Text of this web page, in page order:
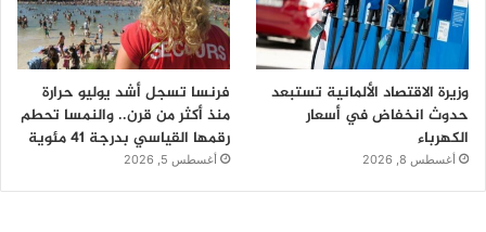
وزيرة الاقتصاد الألمانية تستبعد
حدوث انخفاض في أسعار
الكهرباء
أغسطس 8, 2026
فرنسا تسجل أشد يوليو حرارة
منذ أكثر من قرن.. والنمسا تحطم
رقمها القياسي بدرجة 41 مئوية
أغسطس 5, 2026